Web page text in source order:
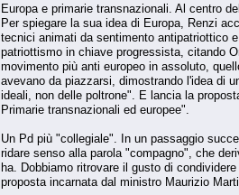
Europa e primarie transnazionali. Al centro
Per spiegare la sua idea di Europa, Renzi
tecnici animati da sentimento antipatriottico
patriottismo in chiave progressista, citando
movimento più anti europeo in assoluto,
avevano da piazzarsi, dimostrando l'idea di
ideali, non delle poltrone". E lancia la
Primarie transnazionali ed europee".
Un Pd più "collegiale". In un passaggio
ridare senso alla parola "compagno", che
ha. Dobbiamo ritrovare il gusto di
proposta incarnata dal ministro Maurizio